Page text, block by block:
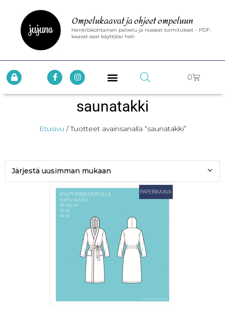
Ompelukaavat ja ohjeet ompeluun
Henkilökohtainen palvelu ja nopeat toimitukset – PDF-
kaavat saat käyttöösi heti
0
saunatakki
Etusivu / Tuotteet avainsanalla “saunatakki”